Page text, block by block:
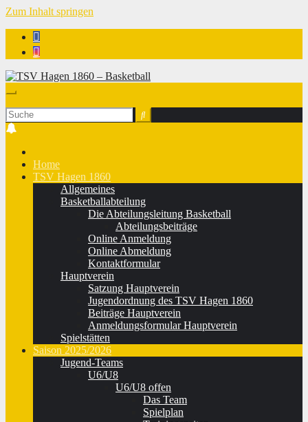
Zum Inhalt springen
Home
TSV Hagen 1860
Allgemeines
Basketballabteilung
Die Abteilungsleitung Basketball
Abteilungsbeiträge
Online Anmeldung
Online Abmeldung
Kontaktformular
Hauptverein
Satzung Hauptverein
Jugendordnung des TSV Hagen 1860
Beiträge Hauptverein
Anmeldungsformular Hauptverein
Spielstätten
Saison 2025/2026
Jugend-Teams
U6/U8
U6/U8 offen
Das Team
Spielplan